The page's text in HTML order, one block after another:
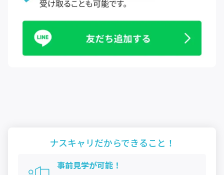
ナスキャリだからできること！
事前見学が可能！